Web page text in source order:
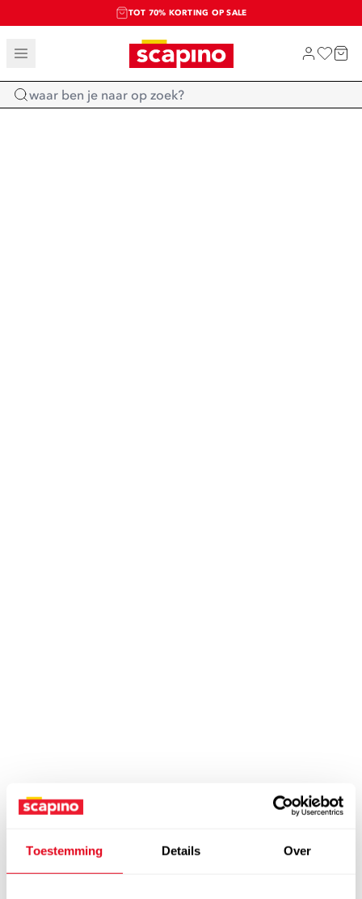
Toestemming Details Over
TOT 70% KORTING OP SALE
SALE: LAATSTE KANS!
SHOP NIEUW
Home